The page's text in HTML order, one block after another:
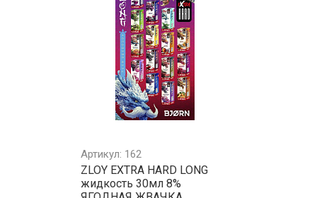
Артикул: 162
ZLOY EXTRA HARD LONG
жидкость 30мл 8%